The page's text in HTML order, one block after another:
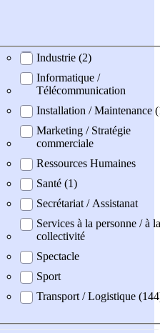
Industrie (2)
Informatique /
Télécommunication
Installation / Maintenance
Marketing / Stratégie
commerciale
Ressources Humaines
Santé (1)
Secrétariat / Assistanat
Services à la personne / à la
collectivité
Spectacle
Sport
Transport / Logistique